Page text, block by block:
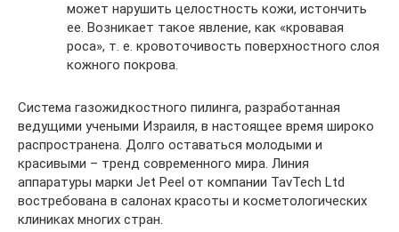
может нарушить целостность кожи, истончить
ее. Возникает такое явление, как «кровавая
роса», т. е. кровоточивость поверхностного слоя
кожного покрова.
Система газожидкостного пилинга, разработанная
ведущими учеными Израиля, в настоящее время широко
распространена. Долго оставаться молодыми и
красивыми – тренд современного мира. Линия
аппаратуры марки Jet Peel от компании TavTech Ltd
востребована в салонах красоты и косметологических
клиниках многих стран.